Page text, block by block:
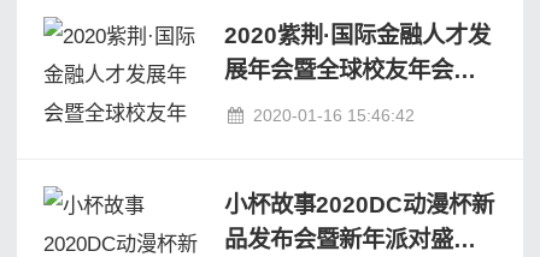
2020紫荆·国际金融人才发
展年会暨全球校友年会圆
满举行
2020-01-16 15:46:42
小杯故事2020DC动漫杯新
品发布会暨新年派对盛势